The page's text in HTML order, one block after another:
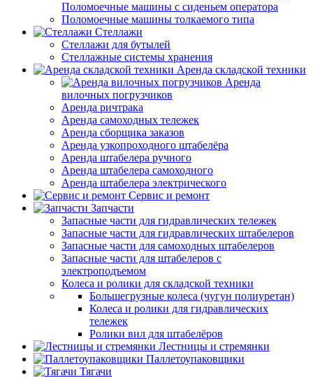
Поломоечные машины с сиденьем оператора
Поломоечные машины толкаемого типа
Стеллажи
Стеллажи для бутылей
Стеллажные системы хранения
Аренда складской техники
Аренда
вилочных погрузчиков
Аренда ричтрака
Аренда самоходных тележек
Аренда сборщика заказов
Аренда узкопроходного штабелёра
Аренда штабелера ручного
Аренда штабелера самоходного
Аренда штабелера электрического
Сервис и ремонт
Запчасти
Запасные части для гидравлических тележек
Запасные части для гидравлических штабелеров
Запасные части для самоходных штабелеров
Запасные части для штабелеров с
электроподъемом
Колеса и ролики для складской техники
Большегрузные колеса (чугун полиуретан)
Колеса и ролики для гидравлических
тележек
Ролики вил для штабелёров
Лестницы и стремянки
Паллетоупаковщики
Тягачи